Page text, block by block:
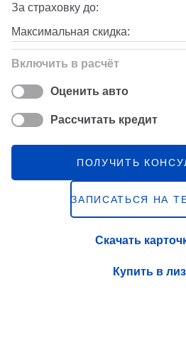
За страховку до:
Максимальная скидка:
Включить в расчёт
Оценить авто
Рассчитать кредит
ПОЛУЧИТЬ
ЗАПИСАТЬСЯ НА
Скачать
Купить в